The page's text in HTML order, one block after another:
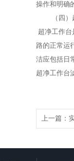
操作和明确
（四）
超净工作
路的正常运
洁应包括日
超净工作台
上一篇：